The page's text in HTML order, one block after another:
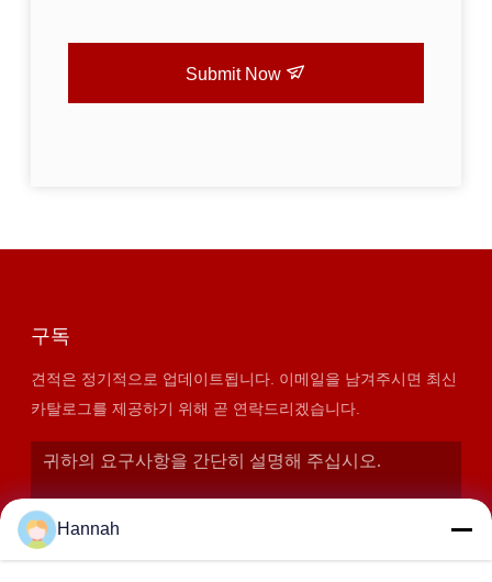
Submit Now
구독
견적은 정기적으로 업데이트됩니다. 이메일을 남겨주시면 최신
카탈로그를 제공하기 위해 곧 연락드리겠습니다.
Hannah